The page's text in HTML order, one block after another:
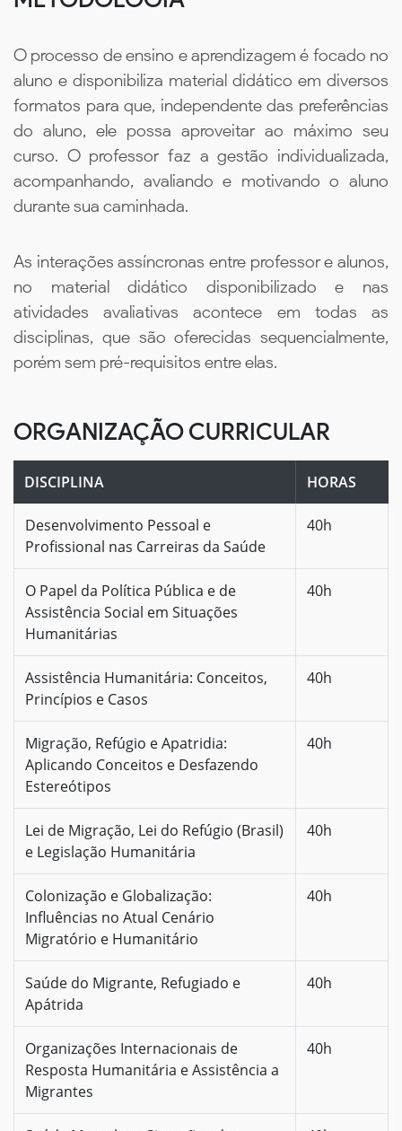
O processo de ensino e aprendizagem é focado no
aluno e disponibiliza material didático em diversos
formatos para que, independente das preferências
do aluno, ele possa aproveitar ao máximo seu
curso. O professor faz a gestão individualizada,
acompanhando, avaliando e motivando o aluno
durante sua caminhada.
As interações assíncronas entre professor e alunos,
no material didático disponibilizado e nas
atividades avaliativas acontece em todas as
disciplinas, que são oferecidas sequencialmente,
porém sem pré-requisitos entre elas.
ORGANIZAÇÃO CURRICULAR
DISCIPLINA HORAS
Desenvolvimento Pessoal e
Profissional nas Carreiras da Saúde
40h
O Papel da Política Pública e de
Assistência Social em Situações
Humanitárias
40h
Assistência Humanitária: Conceitos,
Princípios e Casos
40h
Migração, Refúgio e Apatridia:
Aplicando Conceitos e Desfazendo
Estereótipos
40h
Lei de Migração, Lei do Refúgio (Brasil)
e Legislação Humanitária
40h
Colonização e Globalização:
Influências no Atual Cenário
Migratório e Humanitário
40h
Saúde do Migrante, Refugiado e
Apátrida
40h
Organizações Internacionais de
Resposta Humanitária e Assistência a
Migrantes
40h